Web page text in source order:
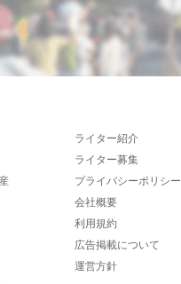
ライター紹介
ライター募集
プライバシーポリシー
会社概要
利用規約
広告掲載について
運営方針